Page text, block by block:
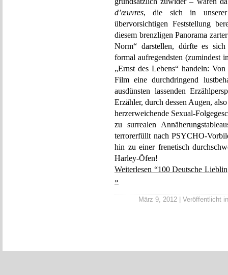
d’œuvres, die sich in unserer
übervorsichtigen Feststellung
diesem brenzligen Panorama
Norm“ darstellen, dürfte es
formal aufregendsten (zumindest
„Ernst des Lebens“ handeln:
Film eine durchdringend
ausdünsten lassenden
Erzähler, durch dessen Augen,
herzerweichende Sexual-
zu surrealen
terrorerfüllt nach PSYCHO-
hin zu einer frenetisch
Harley-Öfen!
Weiterlesen “100 Deutsche
»
März 9, 2012 | Veröffentlicht